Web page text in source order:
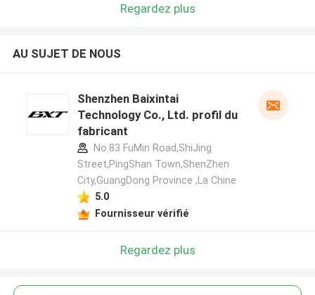
Regardez plus
AU SUJET DE NOUS
Shenzhen Baixintai
Technology Co., Ltd. profil du
fabricant
No.83 FuMin Road,ShiJing
Street,PingShan Town,ShenZhen
City,GuangDong Province ,La Chine
5.0
Fournisseur vérifié
Regardez plus